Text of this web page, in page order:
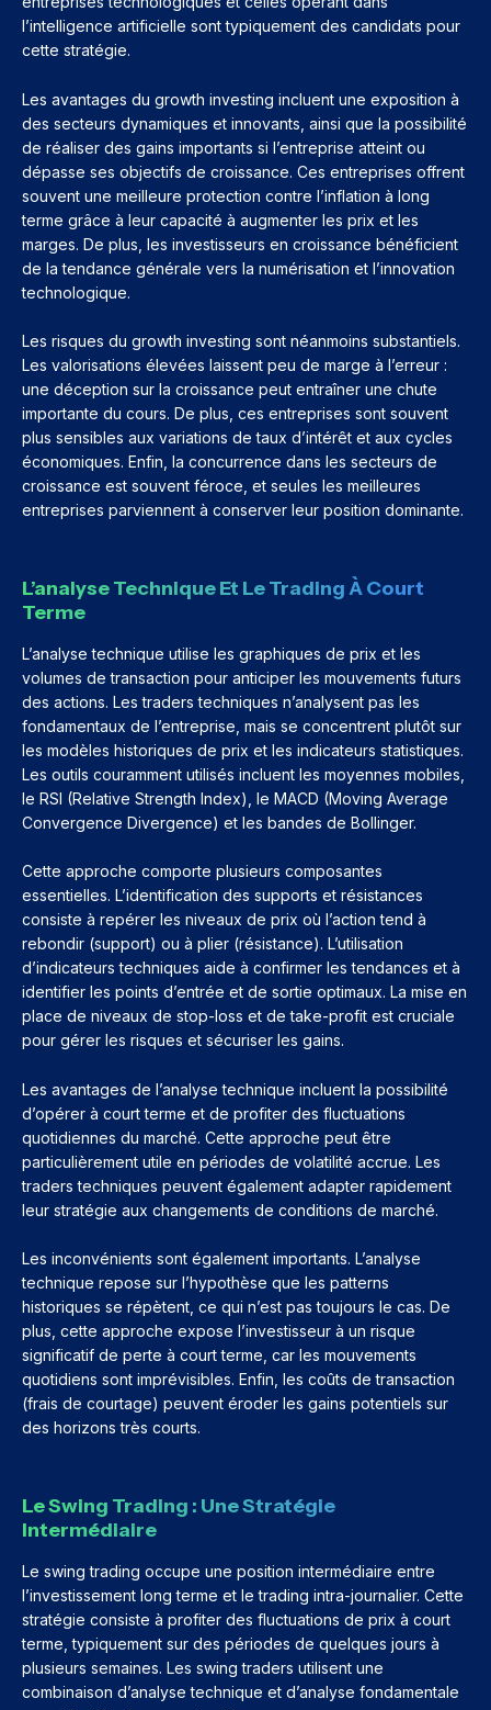
l’intelligence artificielle sont typiquement des candidats pour
cette stratégie.
Les avantages du growth investing incluent une exposition à
des secteurs dynamiques et innovants, ainsi que la possibilité
de réaliser des gains importants si l’entreprise atteint ou
dépasse ses objectifs de croissance. Ces entreprises offrent
souvent une meilleure protection contre l’inflation à long
terme grâce à leur capacité à augmenter les prix et les
marges. De plus, les investisseurs en croissance bénéficient
de la tendance générale vers la numérisation et l’innovation
technologique.
Les risques du growth investing sont néanmoins substantiels.
Les valorisations élevées laissent peu de marge à l’erreur :
une déception sur la croissance peut entraîner une chute
importante du cours. De plus, ces entreprises sont souvent
plus sensibles aux variations de taux d’intérêt et aux cycles
économiques. Enfin, la concurrence dans les secteurs de
croissance est souvent féroce, et seules les meilleures
entreprises parviennent à conserver leur position dominante.
L’analyse Technique Et Le Trading À Court
Terme
L’analyse technique utilise les graphiques de prix et les
volumes de transaction pour anticiper les mouvements futurs
des actions. Les traders techniques n’analysent pas les
fondamentaux de l’entreprise, mais se concentrent plutôt sur
les modèles historiques de prix et les indicateurs statistiques.
Les outils couramment utilisés incluent les moyennes mobiles,
le RSI (Relative Strength Index), le MACD (Moving Average
Convergence Divergence) et les bandes de Bollinger.
Cette approche comporte plusieurs composantes
essentielles. L’identification des supports et résistances
consiste à repérer les niveaux de prix où l’action tend à
rebondir (support) ou à plier (résistance). L’utilisation
d’indicateurs techniques aide à confirmer les tendances et à
identifier les points d’entrée et de sortie optimaux. La mise en
place de niveaux de stop-loss et de take-profit est cruciale
pour gérer les risques et sécuriser les gains.
Les avantages de l’analyse technique incluent la possibilité
d’opérer à court terme et de profiter des fluctuations
quotidiennes du marché. Cette approche peut être
particulièrement utile en périodes de volatilité accrue. Les
traders techniques peuvent également adapter rapidement
leur stratégie aux changements de conditions de marché.
Les inconvénients sont également importants. L’analyse
technique repose sur l’hypothèse que les patterns
historiques se répètent, ce qui n’est pas toujours le cas. De
plus, cette approche expose l’investisseur à un risque
significatif de perte à court terme, car les mouvements
quotidiens sont imprévisibles. Enfin, les coûts de transaction
(frais de courtage) peuvent éroder les gains potentiels sur
des horizons très courts.
Le Swing Trading : Une Stratégie
Intermédiaire
Le swing trading occupe une position intermédiaire entre
l’investissement long terme et le trading intra-journalier. Cette
stratégie consiste à profiter des fluctuations de prix à court
terme, typiquement sur des périodes de quelques jours à
plusieurs semaines. Les swing traders utilisent une
combinaison d’analyse technique et d’analyse fondamentale